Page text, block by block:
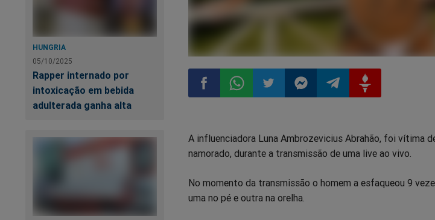
HUNGRIA
05/10/2025
Rapper internado por
intoxicação em bebida
adulterada ganha alta
no
no
no
no
no
no
A influenciadora Luna Ambrozevicius Abrahão, foi vítima
namorado, durante a transmissão de uma live ao vivo.
No momento da transmissão o homem a esfaqueou 9
uma no pé e outra na orelha.